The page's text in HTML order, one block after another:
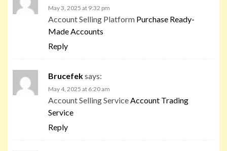
May 3, 2025 at 9:32 pm
Account Selling Platform Purchase Ready-
Made Accounts
Reply
Brucefeksays:
May 4, 2025 at 6:20 am
Account Selling Service Account Trading
Service
Reply